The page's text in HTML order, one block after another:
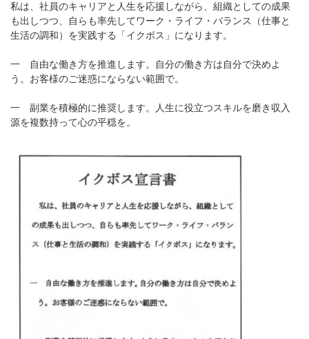
私は、社員のキャリアと人生を応援しながら、組織としての成果
も出しつつ、自らも率先してワーク・ライフ・バランス（仕事と
生活の調和）を実践する「イクボス」になります。
一 自由な働き方を推進します。自分の働き方は自分で決めよ
う。お客様のご迷惑にならない範囲で。
一 副業を積極的に推奨します。人生に役立つスキルを磨き収入
源を複数持って心の平穏を。